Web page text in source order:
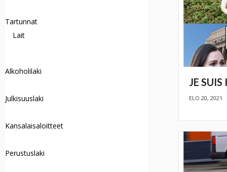
JE
ELO 20, 2021
Tartunnat
Lait
Alkoholilaki
Julkisuuslaki
Kansalaisaloitteet
Perustuslaki